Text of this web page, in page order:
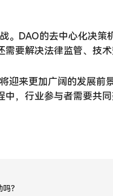
。DAO的去中心化决策
要解决法律监管、技术
迎来更加广阔的发展前
，行业参与者需要共
？